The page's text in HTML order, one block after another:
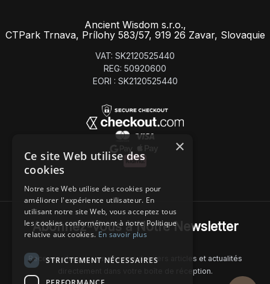
Ancient Wisdom s.r.o.,
CTPark Trnava, Prílohy 583/57, 919 26 Zavar, Slovaquie
VAT: SK2120525440
REG: 50920600
EORI : SK2120525440
Abonnez-Vous à Notre Newsletter
Recevez chaque semaine nos derniers articles et actualités
directement dans votre boîte de réception.
×
Ce site Web utilise des
cookies
Notre site Web utilise des cookies pour
améliorer l'expérience utilisateur. En
utilisant notre site Web, vous acceptez tous
les cookies conformément à notre Politique
relative aux cookies.En savoir plus
STRICTEMENT NÉCESSAIRES